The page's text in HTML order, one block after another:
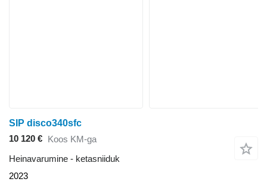
SIP disco340sfc
10 120 € Koos KM-ga
Heinavarumine - ketasniiduk
2023